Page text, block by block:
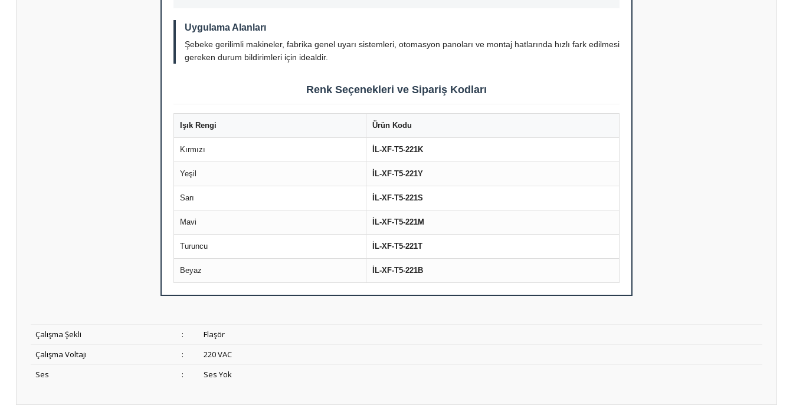
Uygulama Alanları
Şebeke gerilimli makineler, fabrika genel uyarı sistemleri, otomasyon panoları ve montaj hatlarında hızlı fark edilmesi
gereken durum bildirimleri için idealdir.
Renk Seçenekleri ve Sipariş Kodları
Işık Rengi Ürün Kodu
Kırmızı İL-XF-T5-221K
Yeşil İL-XF-T5-221Y
Sarı İL-XF-T5-221S
Mavi İL-XF-T5-221M
Turuncu İL-XF-T5-221T
Beyaz İL-XF-T5-221B
Çalışma Şekli :
Flaşör
Çalışma Voltajı
:
220 VAC
Ses
: Ses Yok